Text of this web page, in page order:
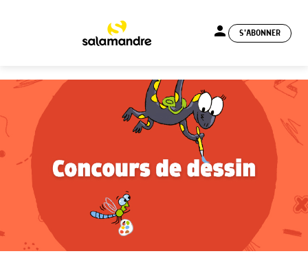
person S'ABONNER